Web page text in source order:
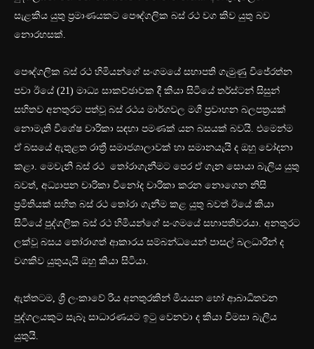
සැළකිය යුතු ප්‍රමාණයකට පෞද්ගලික බස් රථ වග කිව යුතු බව
නොරහසක්.
පෞද්ගලික බස් රථ හිමියන්ගේ සංගමයේ සභාපති ගැමුණු විජේරත්න
පවා ඊයේ (21) මාධ්‍ය සාකච්ඡාවක දී කියා සිටියේ තර්ස්ටන් සිසුන්
සහිතව අනතුරට පත්වූ බස් රථය මාර්ගවල මගී ප්‍රවාහන බලපත්‍රයක්
නොමැති විශේෂ චාරිකා සඳහා පමණක් යන බසයක් බවයි. එමෙන්ම
ඒ බසයේ ඇතුළත රාත්‍රී සමාජශාලාවක් හා සමානයැයි ද ඔහු චෝදනා
කළා. මෙවැනි බස් රථ තෝරාගැනීමට පෙර ඒ ගැන සොයා බැලිය යුතු
බවත්, අධ්‍යාපන චාරිකා විනෝද චාරිකා කරන නොගෙන නිසි
ප්‍රමිතියක් සහිත බස් රථ තෝරා ගැනීම කළ යුතු බවත් ඊයේ කියා
සිටියේ පුද්ගලික බස් රථ හිමියන්ගේ සංගමයේ සභාපතිවරයා. අනතුරට
ලක්වූ බසය තෝරාගත් ආකාරය සම්බන්ධයෙන් පාසල් බලධාරීන් ද
වගකිව යුතුයැයි ඔහු කියා සිටියා.
ඇත්තටම, ශ්‍රී ලංකාවේ රිය අනතුරකින් මියයන හෝ ආබාධිතවන
පුද්ගලයකුට සැබෑ සාධාරණයට ඉටු වෙනවා ද කියා විමසා බැලිය
යුතුයි.